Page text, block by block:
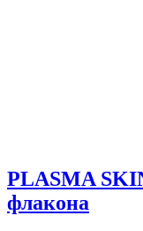
PLASMA
флакона